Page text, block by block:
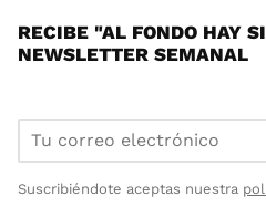
RECIBE "AL FONDO HAY
NEWSLETTER SEMANAL
Suscribiéndote aceptas nuestra